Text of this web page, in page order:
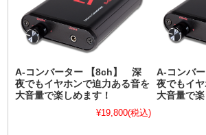
A-コンバーター 【8ch】 深
夜でもイヤホンで迫力ある音を
大音量で楽しめます！
¥19,800(税込)
A-コンバ
夜でもイ
大音量で楽